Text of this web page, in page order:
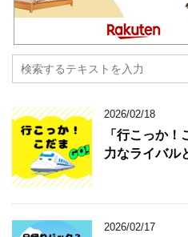
2026/02/18
「行こっか
力なライバル
2026/02/17